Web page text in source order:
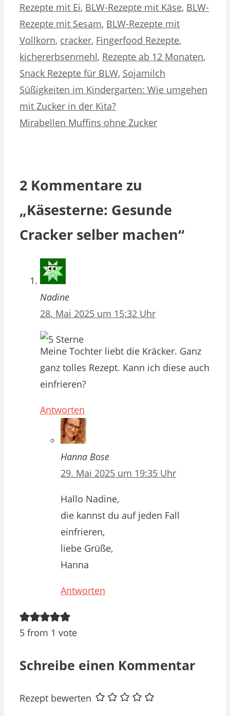
Rezepte mit Ei, BLW-Rezepte mit Käse, BLW-
Rezepte mit Sesam, BLW-Rezepte mit
Vollkorn, cracker, Fingerfood Rezepte,
kichererbsenmehl, Rezepte ab 12 Monaten,
Snack Rezepte für BLW, Sojamilch
Süßigkeiten im Kindergarten: Wie umgehen
mit Zucker in der Kita?
Mirabellen Muffins ohne Zucker
2 Kommentare zu
„Käsesterne: Gesunde
Cracker selber machen“
Nadine
28. Mai 2025 um 15:32 Uhr
Meine Tochter liebt die Kräcker. Ganz
ganz tolles Rezept. Kann ich diese auch
einfrieren?
Antworten
Hanna Bose
29. Mai 2025 um 19:35 Uhr
Hallo Nadine,
die kannst du auf jeden Fall
einfrieren,
liebe Grüße,
Hanna
Antworten
5 from 1 vote
Schreibe einen Kommentar
Rezept bewerten